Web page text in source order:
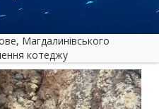
Магдалинівського
котеджу